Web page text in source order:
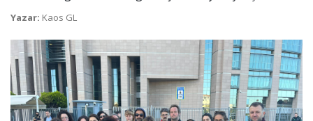
Yazar: Kaos GL